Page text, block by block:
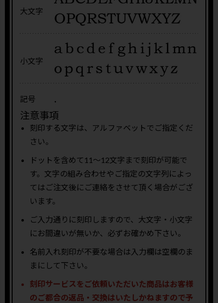
大文字
小文字
記号 .
注意事項
刻印する文字は、アルファベットでご指定くだ
さい。
ドットを含めて11〜12文字まで刻印が可能で
す。文字の組み合わせやご指定の文字列によっ
てはご注文後にご連絡をさせて頂く場合がござ
います。
ご入力通りに刻印しますので、大文字・小文字
にお間違いが無いか、必ずお確かめ下さい。
名前入れ刻印が不要な場合は入力欄は空欄のま
まにして下さい。
刻印サービスをご依頼いただいた商品はお客様
のご都合の返品・交換はいたしかねますので予